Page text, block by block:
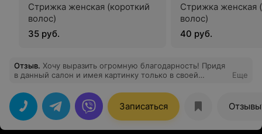
Стрижка женская (короткий
волос)
35 руб.
Стрижка женская
волос)
40 руб.
Отзыв. Хочу выразить огромную благодарность! Придя
в данный салон и имея картинку только в своей
представляла) Спасибо огромные за Вашу работу и
Ваш труд. Отличное место, рекомендую! Отношение к
клиентам на высшем уровне, так держать! Буду
возвращаться сюда снова!
Еще
Записаться Отзывы